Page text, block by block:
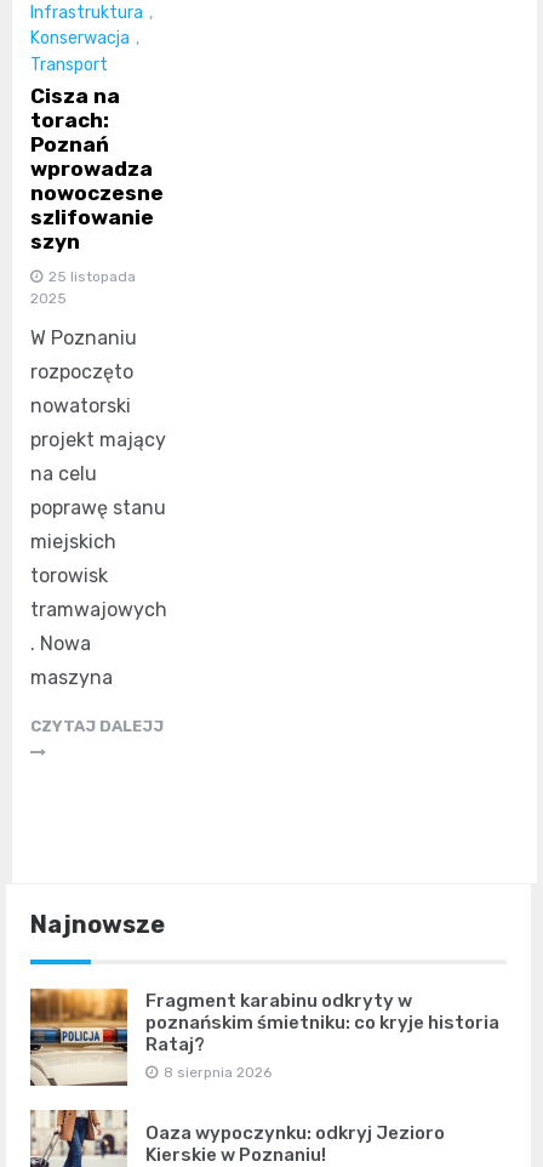
Infrastruktura ,
Konserwacja ,
Transport
Cisza na
torach:
Poznań
wprowadza
nowoczesne
szlifowanie
szyn
25 listopada
2025
W Poznaniu
rozpoczęto
nowatorski
projekt mający
na celu
poprawę stanu
miejskich
torowisk
tramwajowych
. Nowa
maszyna
CZYTAJ DALEJJ
Najnowsze
Fragment karabinu odkryty w
poznańskim śmietniku: co kryje historia
Rataj?
8 sierpnia 2026
Oaza wypoczynku: odkryj Jezioro
Kierskie w Poznaniu!